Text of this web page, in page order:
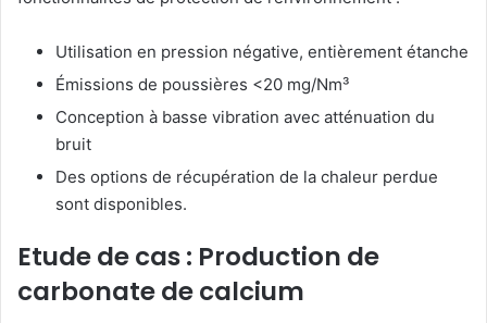
Utilisation en pression négative, entièrement étanche
Émissions de poussières <20 mg/Nm³
Conception à basse vibration avec atténuation du
bruit
Des options de récupération de la chaleur perdue
sont disponibles.
Etude de cas : Production de
carbonate de calcium